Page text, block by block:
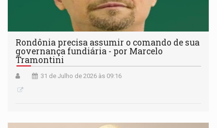
Rondônia precisa assumir o comando de sua
governança fundiária - por Marcelo
Tramontini
31 de Julho de 2026 às 09:16